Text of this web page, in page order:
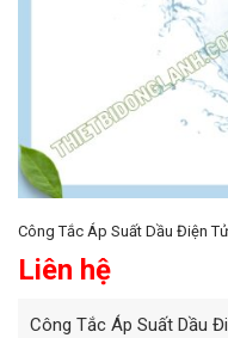
Công Tắc Áp Suất Dầu Điện
Liên hệ
Công Tắc Áp Suất Dầu